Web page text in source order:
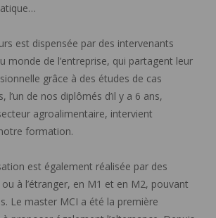
est dispensée par des intervenants
monde de l’entreprise, qui partagent leur
grâce à des études de cas
l’un de nos diplômés d’il y a 6 ans,
agroalimentaire, intervient
formation.
est également réalisée par des
à l’étranger, en M1 et en M2, pouvant
Le master MCI a été la première